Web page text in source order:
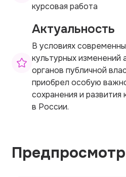
курсовая работа
Актуальность
В условиях
культурных изменений
органов публичной
приобрел особую
сохранения и развития
в России.